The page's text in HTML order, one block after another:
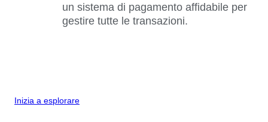
un sistema di pagamento affidabile per
gestire tutte le transazioni.
Inizia a esplorare